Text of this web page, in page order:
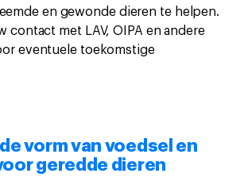
en gewonde dieren te helpen.
contact met LAV, OIPA en andere
eventuele toekomstige
vorm van voedsel en
geredde dieren